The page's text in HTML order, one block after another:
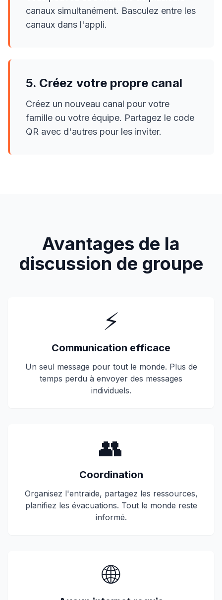
canaux simultanément. Basculez entre les
canaux dans l'appli.
5. Créez votre propre canal
Créez un nouveau canal pour votre
famille ou votre équipe. Partagez le code
QR avec d'autres pour les inviter.
Avantages de la
discussion de groupe
⚡
Communication efficace
Un seul message pour tout le monde. Plus de
temps perdu à envoyer des messages
individuels.
👥
Coordination
Organisez l'entraide, partagez les ressources,
planifiez les évacuations. Tout le monde reste
informé.
🌐